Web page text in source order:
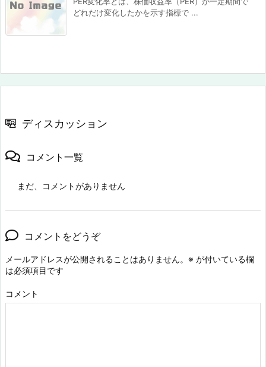
どれだけ変化したかを示す指標で ...
ディスカッション
コメント一覧
まだ、コメントがありません
コメントをどうぞ
メールアドレスが公開されることはありません。 ※ が付いている欄
は必須項目です
コメント